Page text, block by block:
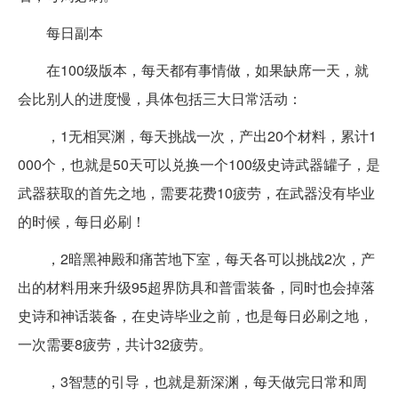
每日副本
在100级版本，每天都有事情做，如果缺席一天，就
会比别人的进度慢，具体包括三大日常活动：
，1无相冥渊，每天挑战一次，产出20个材料，累计1
000个，也就是50天可以兑换一个100级史诗武器罐子，是
武器获取的首先之地，需要花费10疲劳，在武器没有毕业
的时候，每日必刷！
，2暗黑神殿和痛苦地下室，每天各可以挑战2次，产
出的材料用来升级95超界防具和普雷装备，同时也会掉落
史诗和神话装备，在史诗毕业之前，也是每日必刷之地，
一次需要8疲劳，共计32疲劳。
，3智慧的引导，也就是新深渊，每天做完日常和周